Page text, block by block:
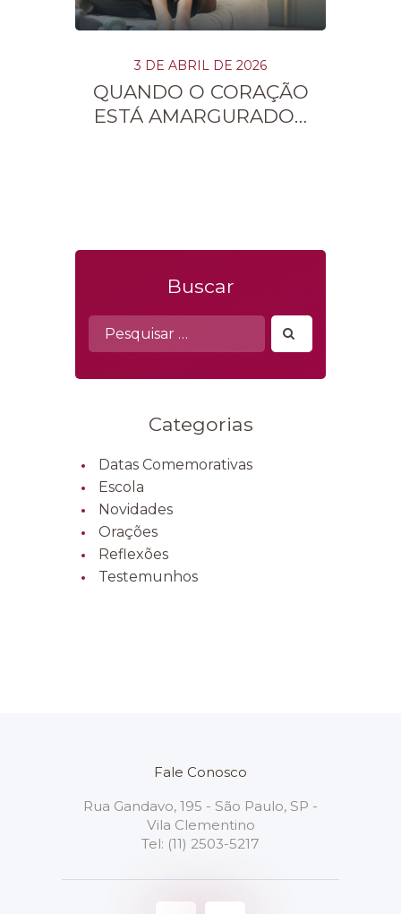
3 DE ABRIL DE 2026
QUANDO O CORAÇÃO
ESTÁ AMARGURADO…
Buscar
Pesquisar
por:
Categorias
Datas Comemorativas
Escola
Novidades
Orações
Reflexões
Testemunhos
Fale Conosco
Rua Gandavo, 195 - São Paulo, SP -
Vila Clementino
Tel: (11) 2503-5217